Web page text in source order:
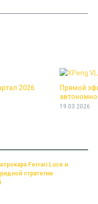
2026
Прямой
19.03.2026
Ferrari Luce и
стратегии